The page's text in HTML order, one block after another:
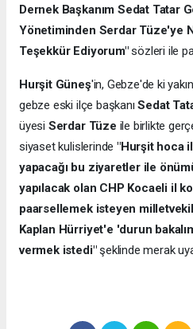
Dernek Başkanım Sedat Tatar
Yönetiminden Serdar Tüze'ye
Teşekkür Ediyorum"sözleri ile
Hurşit Güneş'in, Gebze'de ki
gebze eski ilçe başkanıSedat
üyesi Serdar Tüze ile birlikte
siyaset kulislerinde "Hurşit hoca
yapacağı bu ziyaretler ile
yapılacak olan CHP Kocaeli il
paarsellemek isteyen
Kaplan Hürriyet'e 'durun
vermek istedi"şeklinde merak